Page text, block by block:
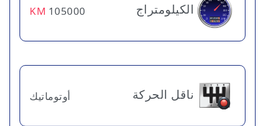
الكيلومتراج 105000
KM
ناقل الحركة أوتوماتيك